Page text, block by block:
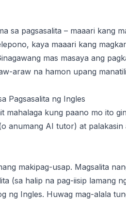
sa pagsasalita – maaari kang
kaya maaari kang
mas masaya ang
araw na hamon upang
Pagsasalita ng Ingles
kung paano mo ito
anumang AI tutor) at palakasin
makipag-usap. Magsalita
(sa halip na pag-iisip lamang
ng Ingles. Huwag mag-alala